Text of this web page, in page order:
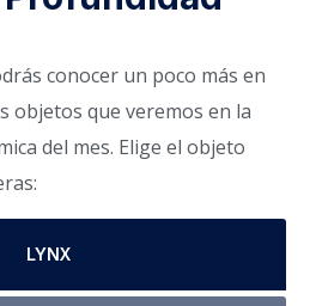
conocer un poco más en
objetos que veremos en la
del mes. Elige el objeto
LYNX